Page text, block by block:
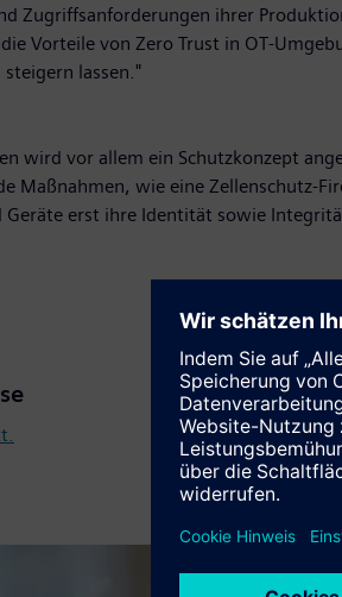
Zugriffsanforderungen ihrer
Vorteile von Zero Trust in OT-
lassen."
wird vor allem ein Schutzkonzept
Maßnahmen, wie eine Zellenschutz-
Geräte erst ihre Identität sowie